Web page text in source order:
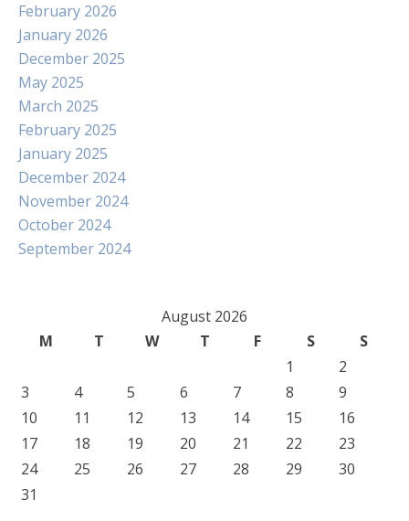
February 2026
January 2026
December 2025
May 2025
March 2025
February 2025
January 2025
December 2024
November 2024
October 2024
September 2024
August 2026
M
T W T F S
S
1
2
3
4 5 6 7 8
9
10
11 12 13 14 15
16
17
18 19 20 21 22
23
24
25 26 27 28 29
30
31